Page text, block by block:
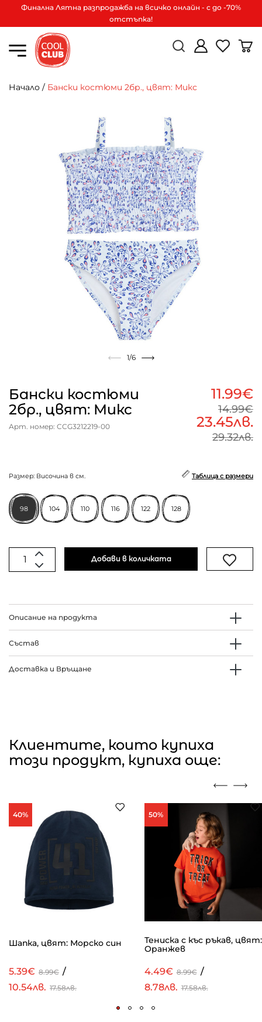
Финална Лятна разпродажба на всичко онлайн - с до -70%
отстъпка!
Начало / Бански костюми 2бр., цвят: Микс
1/6
Бански костюми
2бр., цвят: Микс
Арт. номер: CCG3212219-00
11.99€
14.99€
23.45лв.
29.32лв.
Размер: Височина в см. Таблица с размери
98 104 110 116 122 128
Добави в количката
Описание на продукта
Състав
Доставка и Връщане
Клиентите, които купиха
този продукт, купиха още:
40%
Шапка, цвят: Морско син
5.39€ 8.99€ /
10.54лв. 17.58лв.
50%
Тениска с къс ръкав, цвят:
Оранжев
4.49€ 8.99€ /
8.78лв. 17.58лв.